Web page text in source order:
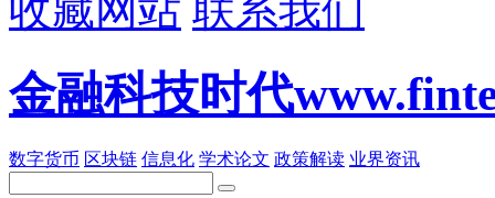
收藏网站 联系我们
金融科技时代
数字货币 区块链 信息化 学术论文 政策解读 业界资讯